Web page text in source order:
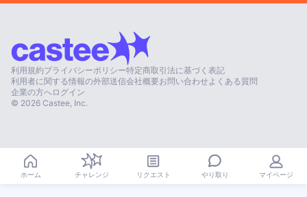
利用規約プライバシーポリシー特定商取引法に基づく表記
利用者に関する情報の外部送信会社概要お問い合わせ よくある質問
企業の方へログイン
© 2026 Castee, Inc.
ホーム チャレンジ リクエスト やり取り マイページ